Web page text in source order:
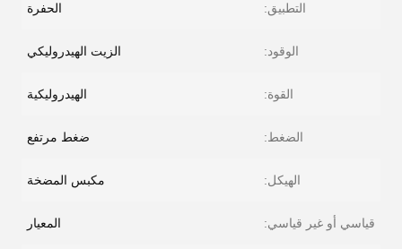
التطبيق: الحفرة
الوقود: الزيت الهيدروليكي
القوة: الهيدروليكية
الضغط: ضغط مرتفع
الهيكل: مكبس المضخة
قياسي أو غير قياسي: المعيار